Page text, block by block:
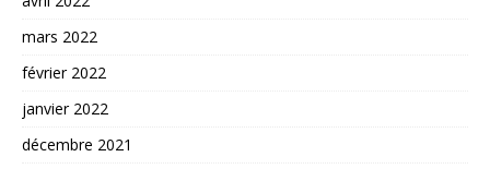
mars 2022
février 2022
janvier 2022
décembre 2021